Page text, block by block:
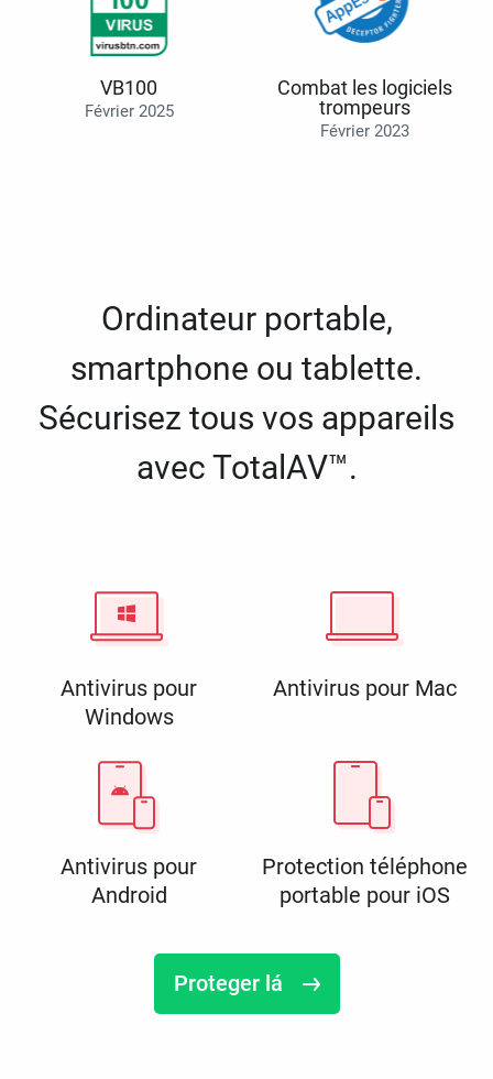
VB100
Février 2025
Combat les logiciels
trompeurs
Février 2023
Ordinateur portable,
smartphone ou tablette.
Sécurisez tous vos appareils
avec TotalAV™.
Antivirus pour
Windows
Antivirus pour Mac
Antivirus pour
Android
Protection téléphone
portable pour iOS
Proteger lá